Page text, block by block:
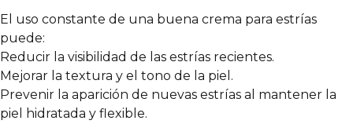
El uso constante de una buena crema para estrías
puede:
Reducir la visibilidad de las estrías recientes.
Mejorar la textura y el tono de la piel.
Prevenir la aparición de nuevas estrías al mantener la
piel hidratada y flexible.